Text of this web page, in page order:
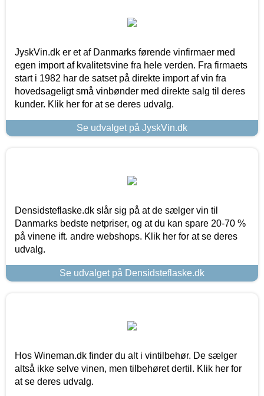
JyskVin.dk er et af Danmarks førende vinfirmaer med
egen import af kvalitetsvine fra hele verden. Fra firmaets
start i 1982 har de satset på direkte import af vin fra
hovedsageligt små vinbønder med direkte salg til deres
kunder. Klik her for at se deres udvalg.
Se udvalget på JyskVin.dk
Densidsteflaske.dk slår sig på at de sælger vin til
Danmarks bedste netpriser, og at du kan spare 20-70 %
på vinene ift. andre webshops. Klik her for at se deres
udvalg.
Se udvalget på Densidsteflaske.dk
Hos Wineman.dk finder du alt i vintilbehør. De sælger
altså ikke selve vinen, men tilbehøret dertil. Klik her for
at se deres udvalg.